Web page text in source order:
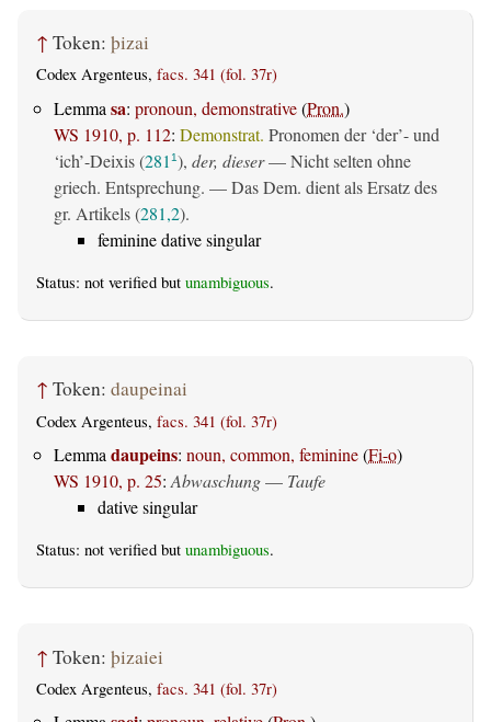
↑ Token: þizai
Codex Argenteus, facs. 341 (fol. 37r)
Lemma sa: pronoun, demonstrative(Pron.)
WS 1910, p. 112: Demonstrat. Pronomen der ‘der’- und
‘ich’-Deixis (281 1), der, dieser— Nicht selten ohne
griech. Entsprechung. — Das Dem. dient als Ersatz des
gr. Artikels (281,2).
feminine dative singular
Status: not verified but unambiguous.
↑ Token: daupeinai
Codex Argenteus, facs. 341 (fol. 37r)
Lemma daupeins: noun, common, feminine(Fi-o)
WS 1910, p. 25: Abwaschung— Taufe
dative singular
Status: not verified but unambiguous.
↑ Token: þizaiei
Codex Argenteus, facs. 341 (fol. 37r)